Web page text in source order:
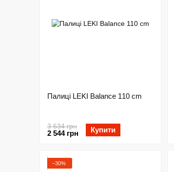
Палиці LEKI Balance 110 cm
3 634 грн
2 544 грн Купити
−30%